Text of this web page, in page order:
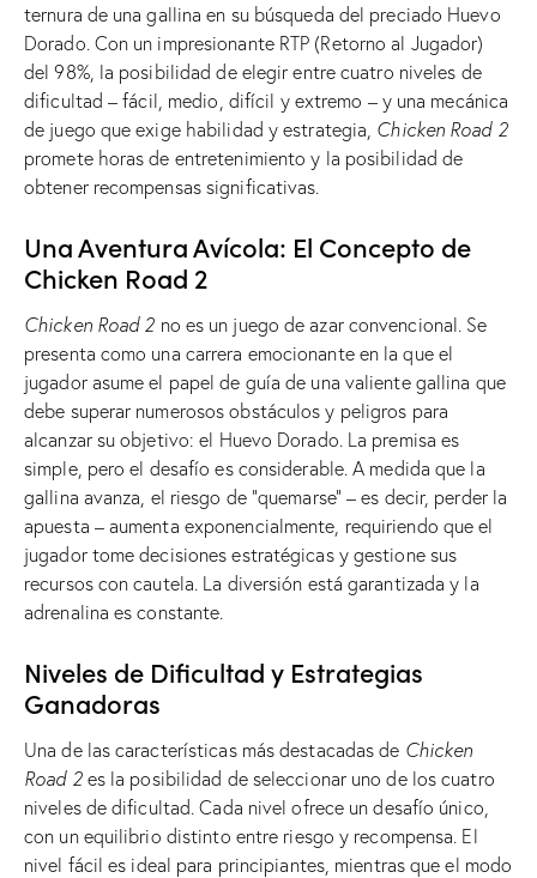
ternura de una gallina en su búsqueda del preciado Huevo
Dorado. Con un impresionante RTP (Retorno al Jugador)
del 98%, la posibilidad de elegir entre cuatro niveles de
dificultad – fácil, medio, difícil y extremo – y una mecánica
de juego que exige habilidad y estrategia, Chicken Road 2
promete horas de entretenimiento y la posibilidad de
obtener recompensas significativas.
Una Aventura Avícola: El Concepto de
Chicken Road 2
Chicken Road 2 no es un juego de azar convencional. Se
presenta como una carrera emocionante en la que el
jugador asume el papel de guía de una valiente gallina que
debe superar numerosos obstáculos y peligros para
alcanzar su objetivo: el Huevo Dorado. La premisa es
simple, pero el desafío es considerable. A medida que la
gallina avanza, el riesgo de “quemarse” – es decir, perder la
apuesta – aumenta exponencialmente, requiriendo que el
jugador tome decisiones estratégicas y gestione sus
recursos con cautela. La diversión está garantizada y la
adrenalina es constante.
Niveles de Dificultad y Estrategias
Ganadoras
Una de las características más destacadas de Chicken
Road 2es la posibilidad de seleccionar uno de los cuatro
niveles de dificultad. Cada nivel ofrece un desafío único,
con un equilibrio distinto entre riesgo y recompensa. El
nivel fácil es ideal para principiantes, mientras que el modo